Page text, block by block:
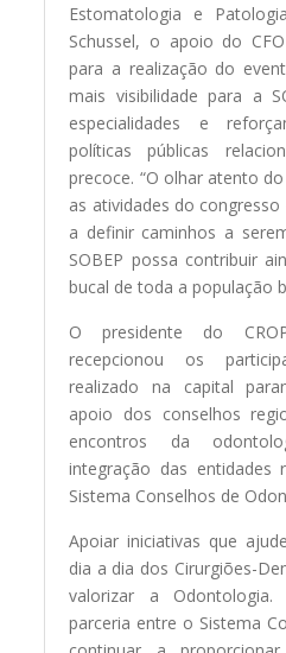
Estomatologia e
Schussel, o apoio do
para a realização do
mais visibilidade para a
especialidades e
políticas públicas
precoce. “O olhar atento
as atividades do
a definir caminhos a
SOBEP possa contribuir
bucal de toda a população
O presidente do
recepcionou os
realizado na capital
apoio dos conselhos
encontros da
integração das entidades
Sistema Conselhos de
Apoiar iniciativas que
dia a dia dos Cirurgiões-
valorizar a
parceria entre o Sistema